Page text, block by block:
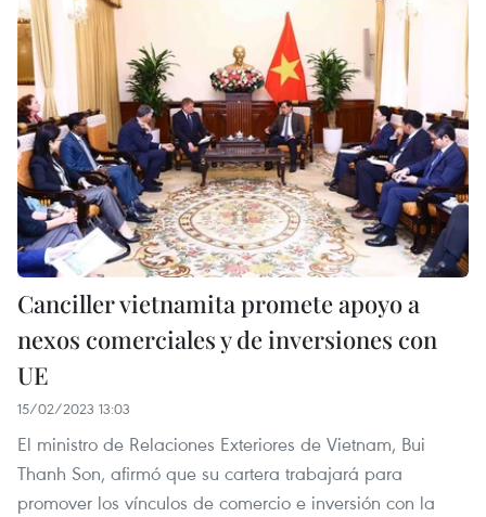
Canciller vietnamita promete apoyo a
nexos comerciales y de inversiones con
UE
15/02/2023 13:03
El ministro de Relaciones Exteriores de Vietnam, Bui
Thanh Son, afirmó que su cartera trabajará para
promover los vínculos de comercio e inversión con la